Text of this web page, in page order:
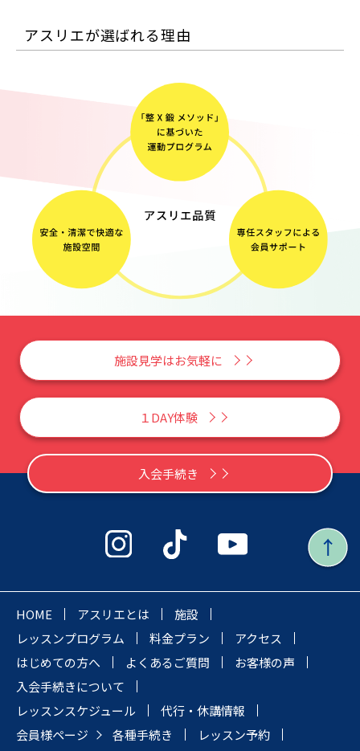
アスリエが選ばれる理由
施設見学はお気軽に
１DAY体験
入会手続き
HOME アスリエとは
施設
レッスンプログラム
料金プラン
アクセス
はじめての方へ
よくあるご質問
お客様の声
入会手続きについて
レッスンスケジュール
代行・休講情報
会員様ページ
各種手続き レッスン予約